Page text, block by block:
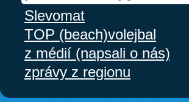
Slevomat
TOP (beach)volejbal
z médií (napsali o nás)
zprávy z regionu